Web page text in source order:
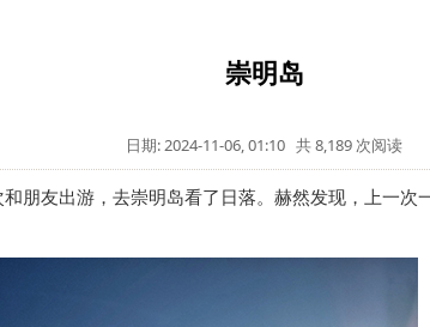
崇明岛
日期: 2024-11-06, 01:10 共 8,189 次阅读
和朋友出游，去崇明岛看了日落。赫然发现，上一次